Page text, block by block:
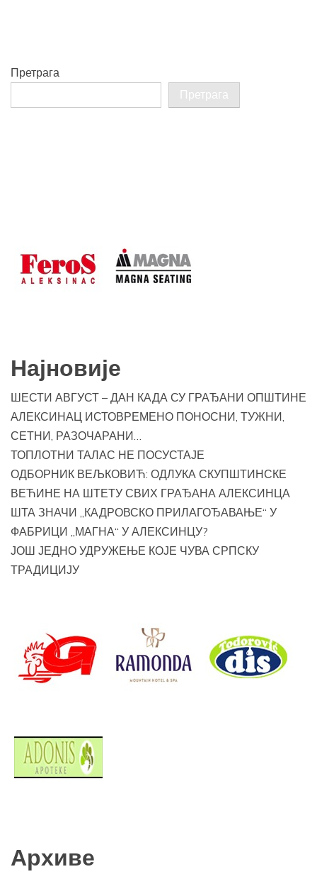
Претрага
Претрага
Најновије
ШЕСТИ АВГУСТ – ДАН КАДА СУ ГРАЂАНИ ОПШТИНЕ
АЛЕКСИНАЦ ИСТОВРЕМЕНО ПОНОСНИ, ТУЖНИ,
СЕТНИ, РАЗОЧАРАНИ…
ТОПЛОТНИ ТАЛАС НЕ ПОСУСТАЈЕ
ОДБОРНИК ВЕЉКОВИЋ: ОДЛУКА СКУПШТИНСКЕ
ВЕЋИНЕ НА ШТЕТУ СВИХ ГРАЂАНА АЛЕКСИНЦА
ШТА ЗНАЧИ „КАДРОВСКО ПРИЛАГОЂАВАЊЕ“ У
ФАБРИЦИ „МАГНА“ У АЛЕКСИНЦУ?
ЈОШ ЈЕДНО УДРУЖЕЊЕ КОЈЕ ЧУВА СРПСКУ
ТРАДИЦИЈУ
Архиве